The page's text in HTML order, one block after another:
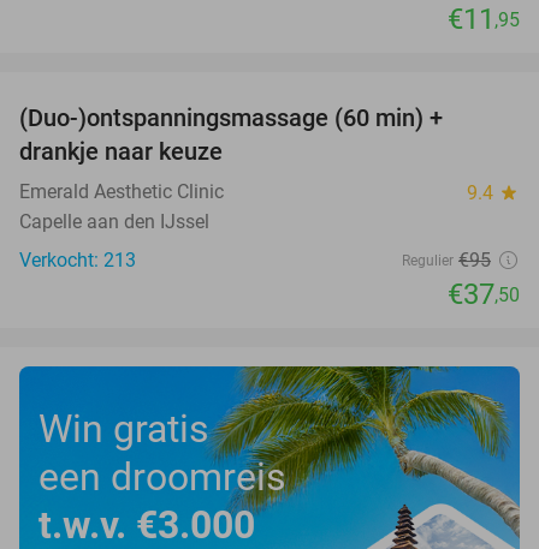
€11 ,95
(Duo-)ontspanningsmassage (60 min) +
drankje naar keuze
Emerald Aesthetic Clinic 9.4 star
Capelle aan den IJssel
Verkocht: 213
Regulier €95
€37,50
Win gratis
een droomreis
t.w.v. €3.000